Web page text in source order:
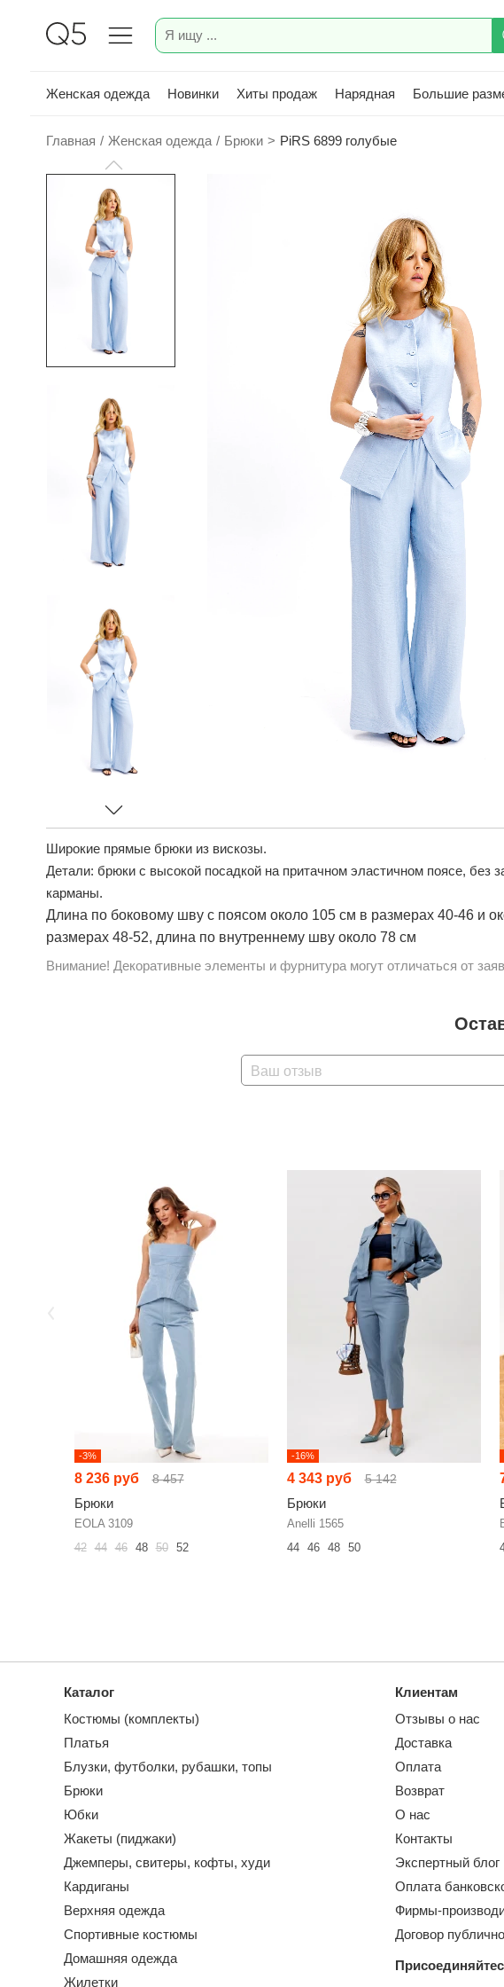
Женская одежда Новинки Хиты продаж Нарядная Большие
Главная / Женская одежда / Брюки > PiRS 6899 голубые
Широкие прямые брюки из вискозы.
Детали: брюки с высокой посадкой на притачном эластичном поясе, без
карманы.
Длина по боковому шву с поясом около 105 см в размерах 40-46 и
размерах 48-52, длина по внутреннему шву около 78 см
Внимание! Декоративные элементы и фурнитура могут отличаться от
Ваш отзыв
-3%
8 236 руб 8 457
Брюки
EOLA 3109
42 44 46 48 50 52
-16%
4 343 руб 5 142
Брюки
Anelli 1565
44
46 48 50
Каталог
Костюмы (комплекты)
Платья
Блузки, футболки, рубашки, топы
Брюки
Юбки
Жакеты (пиджаки)
Джемперы, свитеры, кофты, худи
Кардиганы
Верхняя одежда
Спортивные костюмы
Домашняя одежда
Жилетки
Клиентам
Отзывы о нас
Доставка
Оплата
Возврат
О нас
Контакты
Экспертный блог
Оплата
Фирмы-
Договор